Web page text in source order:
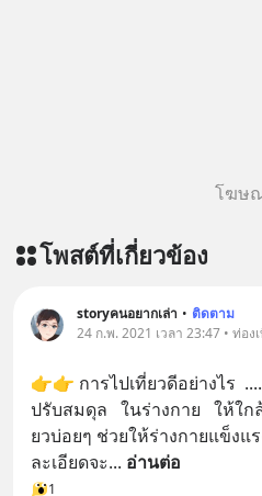
โฆษ
โพสต์ที่เกี่ยวข้อง
storyคนอยากเล่า • ติดตาม
24 ก.พ. 2021 เวลา 23:47 • ท่อง
👉👉 กา​รไปเที่ยวดีอย่างไร
ปรับสมดุ​ล   ในร่างกา​ย   ให้ใก
ยวบ่อ​ยๆ ช่​วยให้​ร่างกายแข็ง
ละเอี​ย​ดจะ... อ่านต่อ
1